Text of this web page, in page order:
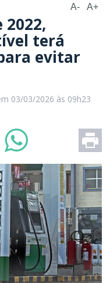
A- A+
terá
evitar
03/03/2026 às 09h23